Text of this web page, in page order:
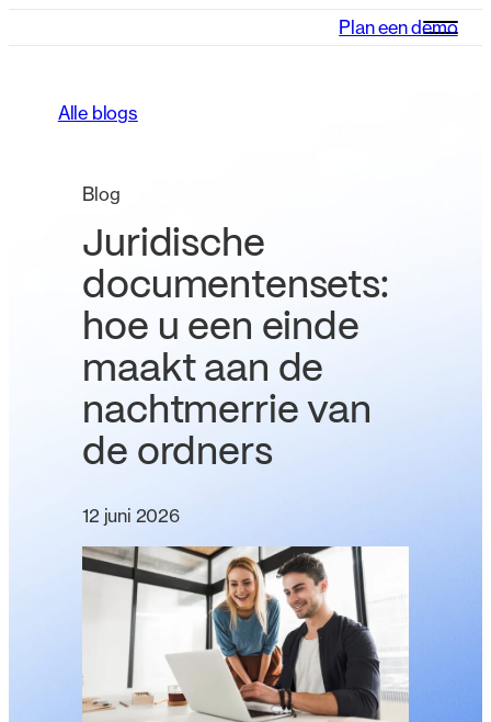
Plan een demo
Alle blogs
Blog
Juridische
documentensets:
hoe u een einde
maakt aan de
nachtmerrie van
de ordners
12 juni 2026